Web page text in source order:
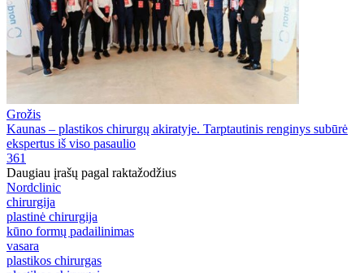
Grožis
Kaunas – plastikos chirurgų akiratyje. Tarptautinis renginys subūrė
ekspertus iš viso pasaulio
361
Daugiau įrašų pagal raktažodžius
Nordclinic
chirurgija
plastinė chirurgija
kūno formų padailinimas
vasara
plastikos chirurgas